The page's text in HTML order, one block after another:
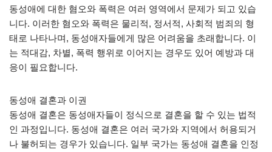
동성애에 대한 혐오와 폭력은 여러 영역에서 문제가 되고 있습
니다. 이러한 혐오와 폭력은 물리적, 정서적, 사회적 범죄의 형
태로 나타나며, 동성애자들에게 많은 어려움을 초래합니다. 이
는 적대감, 차별, 폭력 행위로 이어지는 경우도 있어 예방과 대
응이 필요합니다.
동성애 결혼과 이권
동성애 결혼은 동성애자들이 정식으로 결혼을 할 수 있는 법적
인 과정입니다. 동성애 결혼은 여러 국가와 지역에서 허용되거
나 불허되는 경우가 있습니다. 일부 국가는 동성애 결혼을 인정